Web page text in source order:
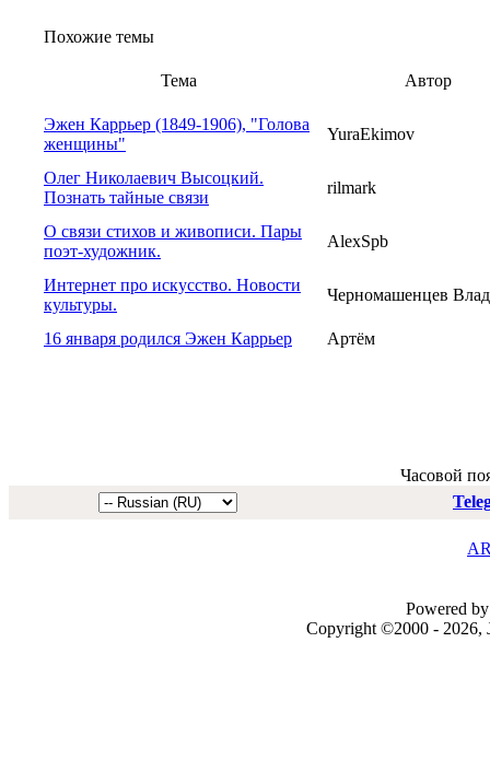
Похожие темы
Тема Автор
Эжен Каррьер (1849-1906), "Голова
женщины"
YuraEkimov
Олег Николаевич Высоцкий.
Познать тайные связи
rilmark
О связи стихов и живописи. Пары
поэт-художник.
AlexSpb
Интернет про искусство. Новости
культуры.
Черномашенцев
16 января родился Эжен Каррьер Артём
Часовой
Powered
Copyright ©2000 - 2026,